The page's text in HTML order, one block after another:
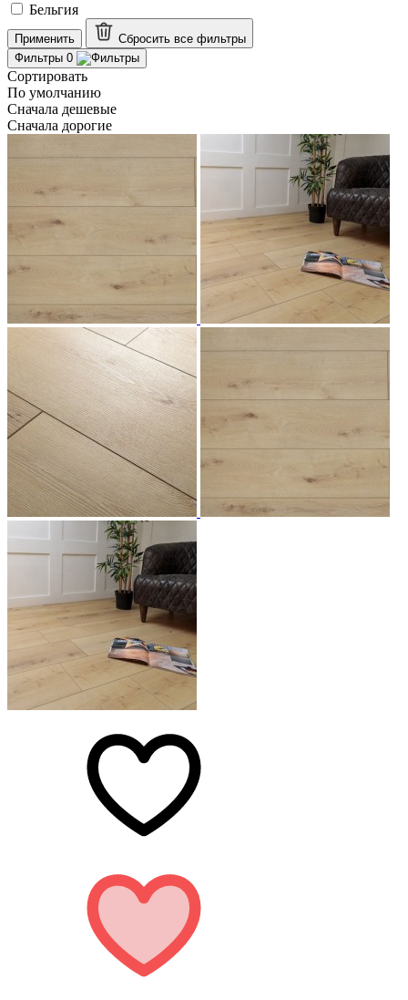
Бельгия
Применить Сбросить все фильтры
Фильтры 0
Сортировать
По умолчанию
Сначала дешевые
Сначала дорогие